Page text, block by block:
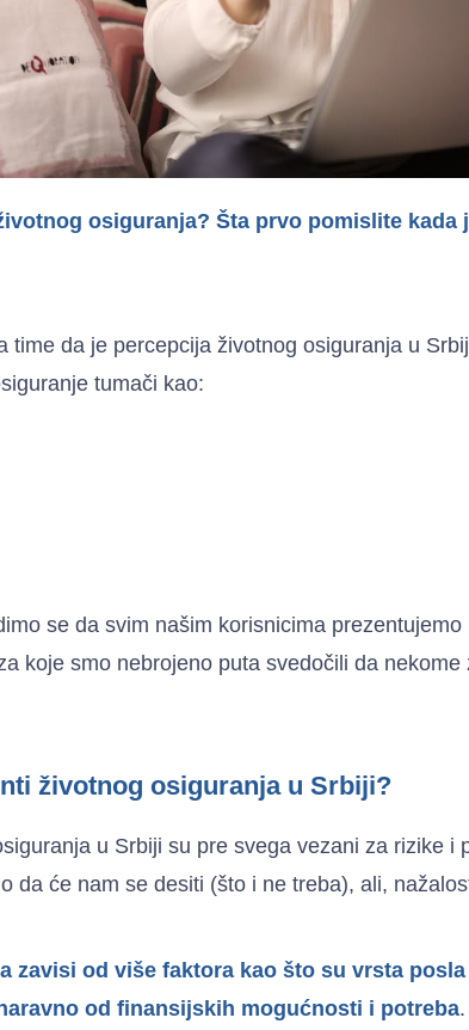
osiguranja? Šta prvo pomislite
time da je percepcija životnog osiguranja u
tumači kao:
se da svim našim korisnicima
koje smo nebrojeno puta svedočili da
životnog osiguranja u Srbiji?
u Srbiji su pre svega vezani za rizike i
da će nam se desiti (što i ne treba), ali,
zavisi od više faktora kao što su vrsta
od finansijskih mogućnosti i potreba